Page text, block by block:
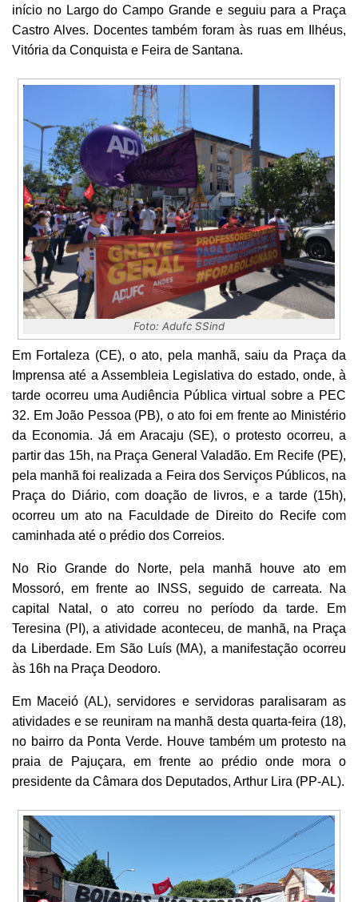
início no Largo do Campo Grande e seguiu para a Praça
Castro Alves. Docentes também foram às ruas em Ilhéus,
Vitória da Conquista e Feira de Santana.
Foto: Adufc SSind
Em Fortaleza (CE), o ato, pela manhã, saiu da Praça da
Imprensa até a Assembleia Legislativa do estado, onde, à
tarde ocorreu uma Audiência Pública virtual sobre a PEC
32. Em João Pessoa (PB), o ato foi em frente ao Ministério
da Economia. Já em Aracaju (SE), o protesto ocorreu, a
partir das 15h, na Praça General Valadão. Em Recife (PE),
pela manhã foi realizada a Feira dos Serviços Públicos, na
Praça do Diário, com doação de livros, e a tarde (15h),
ocorreu um ato na Faculdade de Direito do Recife com
caminhada até o prédio dos Correios.
No Rio Grande do Norte, pela manhã houve ato em
Mossoró, em frente ao INSS, seguido de carreata. Na
capital Natal, o ato correu no período da tarde. Em
Teresina (PI), a atividade aconteceu, de manhã, na Praça
da Liberdade. Em São Luís (MA), a manifestação ocorreu
às 16h na Praça Deodoro.
Em Maceió (AL), servidores e servidoras paralisaram as
atividades e se reuniram na manhã desta quarta-feira (18),
no bairro da Ponta Verde. Houve também um protesto na
praia de Pajuçara, em frente ao prédio onde mora o
presidente da Câmara dos Deputados, Arthur Lira (PP-AL).